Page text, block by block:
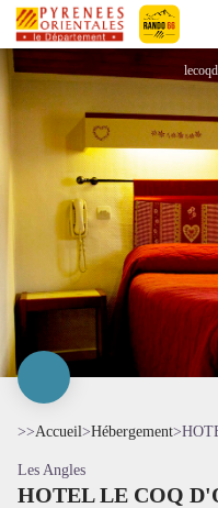
HOTEL LE COQ D'OR
>>Accueil>Hébergement>
Les Angles
HOTEL LE COQ